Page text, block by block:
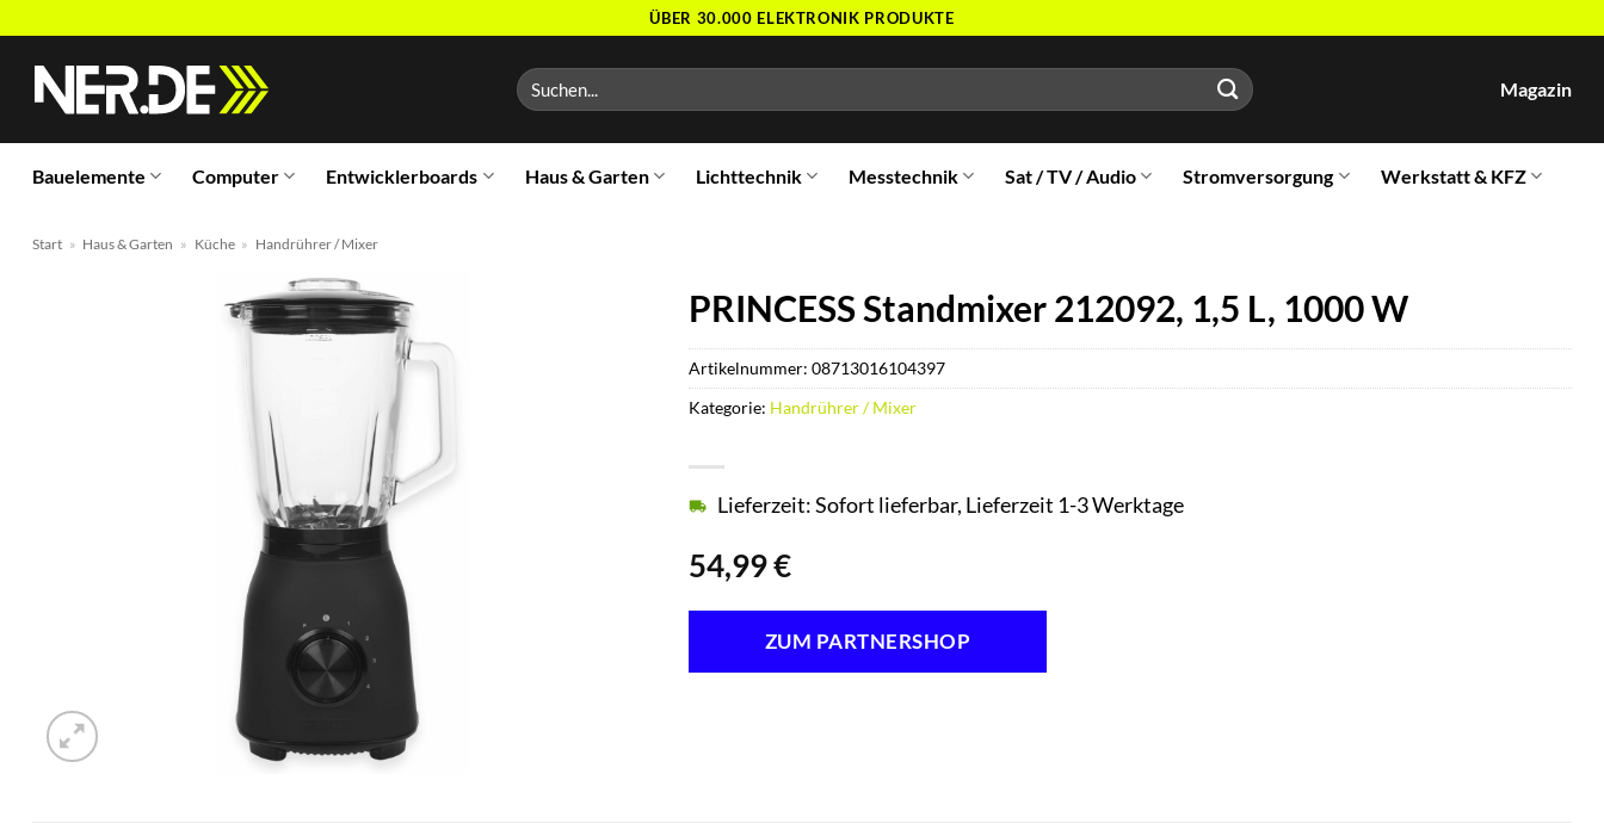
springen
ÜBER 30.000 ELEKTRONIK PRODUKTE
Suchen
nach:
Magazin
Bauelemente Computer Entwicklerboards Haus & Garten Lichttechnik Messtechnik Sat / TV / Audio Stromversorgung Werkstatt & KFZ
Start » Haus & Garten » Küche » Handrührer / Mixer
PRINCESS Standmixer 212092, 1,5 L, 1000 W
54,99€
Lieferzeit: Sofort lieferbar, Lieferzeit 1-3 Werktage
ZUM PARTNERSHOP
Artikelnummer: 08713016104397
Kategorie: Handrührer / Mixer